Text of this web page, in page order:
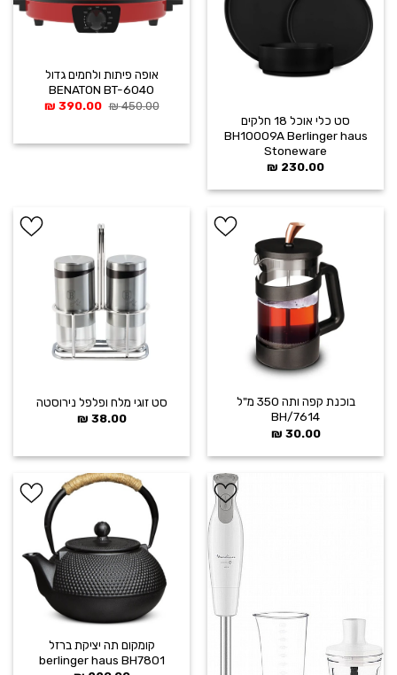
WISHLIST
סט כלי אוכל 18 חלקים
BH10009A Berlinger haus
Stoneware
230.00
₪
WISHLIST
אופה פיתות ולחמים גדול
BENATON BT-6040
450.00
₪ המחיר
390.00
₪המחיר
הוסף ל
WISHLIST
בוכנת קפה ותה 350 מ"ל
BH/7614
30.00
₪
הוסף ל
WISHLIST
סט זוגי מלח ופלפל נירוסטה
38.00
₪
הוסף ל
WISHLIST
הוסף ל
WISHLIST
קומקום תה יציקת ברזל
berlinger haus BH7801